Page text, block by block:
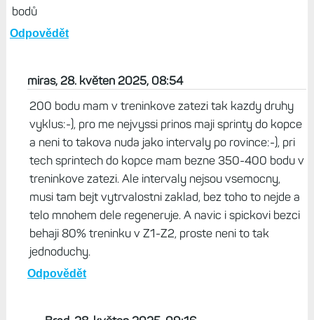
bodů
Odpovědět
miras, 28. květen 2025, 08:54
200 bodu mam v treninkove zatezi tak kazdy druhy
vyklus:-), pro me nejvyssi prinos maji sprinty do kopce
a neni to takova nuda jako intervaly po rovince:-), pri
tech sprintech do kopce mam bezne 350-400 bodu v
treninkove zatezi. Ale intervaly nejsou vsemocny,
musi tam bejt vytrvalostni zaklad, bez toho to nejde a
telo mnohem dele regeneruje. A navic i spickovi bezci
behaji 80% treninku v Z1-Z2, proste neni to tak
jednoduchy.
Odpovědět